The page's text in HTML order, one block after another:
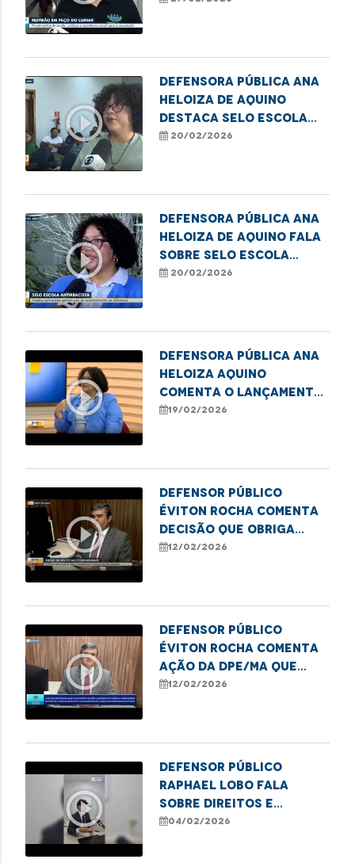
Paço do Lumiar
play_circle_outline
Defensora Pública Ana
Heloiza de Aquino
destaca Selo Escola
Antirracista em
20/02/2026
play_circle_outline
Defensora Pública Ana
Heloiza de Aquino fala
sobre Selo Escola
Antirracista em
20/02/2026
play_circle_outline
Defensora pública Ana
Heloiza Aquino
comenta o lançamento
do Selo Escola
19/02/2026
play_circle_outline
Defensor público
Éviton Rocha comenta
decisão que obriga
obras emergenciais no
12/02/2026
play_circle_outline
Defensor Público
Éviton Rocha comenta
ação da DPE/MA que
garante obras e
12/02/2026
play_circle_outline
Defensor Público
Raphael Lobo fala
sobre direitos e
deveres na pensão
04/02/2026